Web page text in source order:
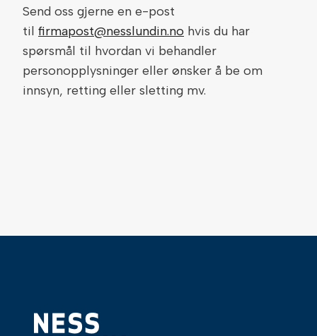
Send oss gjerne en e-post
til firmapost@nesslundin.no hvis du har
spørsmål til hvordan vi behandler
personopplysninger eller ønsker å be om
innsyn, retting eller sletting mv.